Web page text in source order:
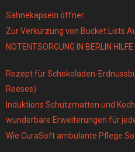
Sahnekapseln öffner
Zur Verkürzung von Bucket Lists
NOTENTSORGUNG IN BERLIN HILFE
Rezept für Schokoladen-
Reeses)
Induktions Schutzmatten und
wunderbare Erweiterungen für
Wie CuraSoft ambulante Pflege